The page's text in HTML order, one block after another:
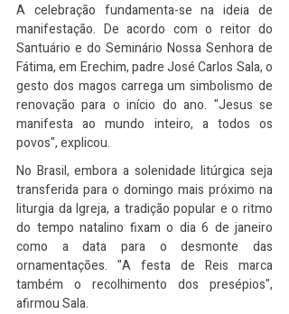
A celebração fundamenta-se na ideia de
manifestação. De acordo com o reitor do
Santuário e do Seminário Nossa Senhora de
Fátima, em Erechim, padre José Carlos Sala, o
gesto dos magos carrega um simbolismo de
renovação para o início do ano. "Jesus se
manifesta ao mundo inteiro, a todos os
povos", explicou.
No Brasil, embora a solenidade litúrgica seja
transferida para o domingo mais próximo na
liturgia da Igreja, a tradição popular e o ritmo
do tempo natalino fixam o dia 6 de janeiro
como a data para o desmonte das
ornamentações. "A festa de Reis marca
também o recolhimento dos presépios",
afirmou Sala.